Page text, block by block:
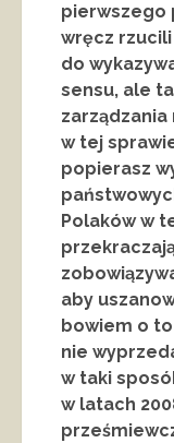
pierwszego
wręcz
do
sensu, ale
w tej
popierasz
Polaków w
aby
bowiem o
nie
w taki
w latach